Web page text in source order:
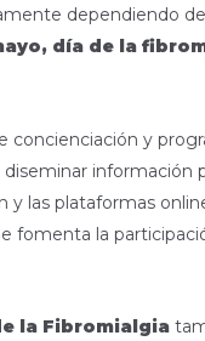
dependiendo
día de la
concienciación y
diseminar información
y las plataformas
fomenta la
la Fibromialgia